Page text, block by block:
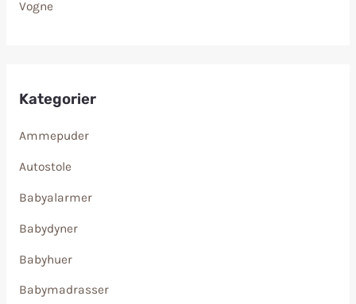
Vogne
Kategorier
Ammepuder
Autostole
Babyalarmer
Babydyner
Babyhuer
Babymadrasser